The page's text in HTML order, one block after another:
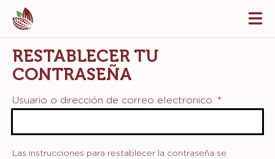
Skip
to
main
content
RESTABLECER TU
CONTRASEÑA
Usuario o dirección de correo electronico. *
Las instrucciones para restablecer la contraseña se